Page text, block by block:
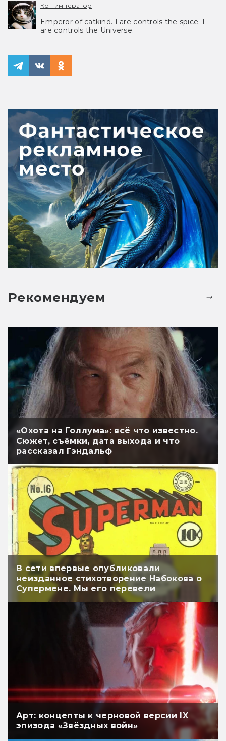
Кот-император
Emperor of catkind. I are controls the spice, I
are controls the Universe.
Рекомендуем
«Охота на Голлума»: всё что известно.
Сюжет, съёмки, дата выхода и что
рассказал Гэндальф
В сети впервые опубликовали
неизданное стихотворение Набокова о
Супермене. Мы его перевели
Арт: концепты к черновой версии IX
эпизода «Звёздных войн»